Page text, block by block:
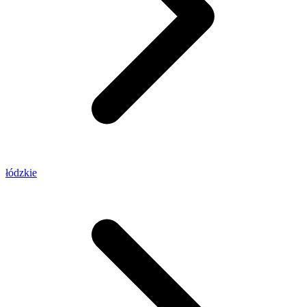
łódzkie